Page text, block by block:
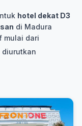
hotel dekat D3
di Madura
mulai dari
diurutkan